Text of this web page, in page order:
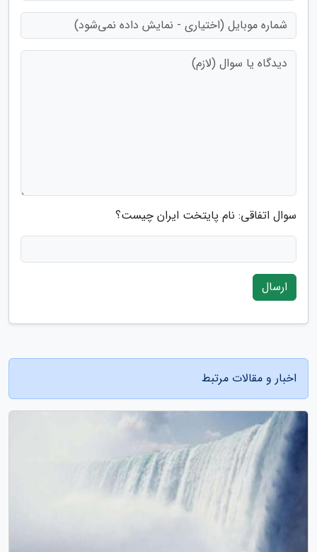
سوال اتفاقی: نام پایتخت ایران چیست؟
ارسال
اخبار و مقالات مرتبط